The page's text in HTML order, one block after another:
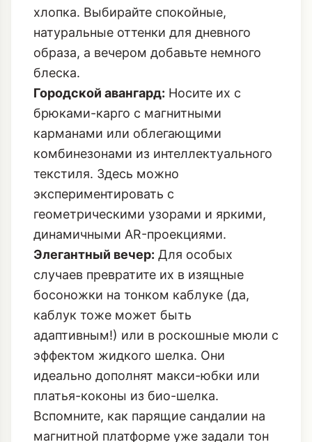
хлопка. Выбирайте спокойные,
натуральные оттенки для дневного
образа, а вечером добавьте немного
блеска.
Городской авангард: Носите их с
брюками-карго с магнитными
карманами или облегающими
комбинезонами из интеллектуального
текстиля. Здесь можно
экспериментировать с
геометрическими узорами и яркими,
динамичными AR-проекциями.
Элегантный вечер: Для особых
случаев превратите их в изящные
босоножки на тонком каблуке (да,
каблук тоже может быть
адаптивным!) или в роскошные мюли с
эффектом жидкого шелка. Они
идеально дополнят макси-юбки или
платья-коконы из био-шелка.
Вспомните, как парящие сандалии на
магнитной платформе уже задали тон